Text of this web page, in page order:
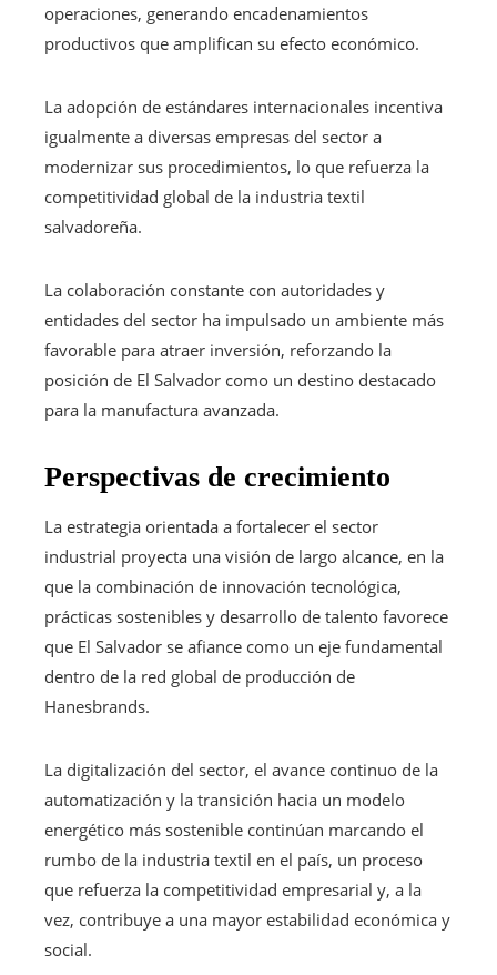
operaciones, generando encadenamientos
productivos que amplifican su efecto económico.
La adopción de estándares internacionales incentiva
igualmente a diversas empresas del sector a
modernizar sus procedimientos, lo que refuerza la
competitividad global de la industria textil
salvadoreña.
La colaboración constante con autoridades y
entidades del sector ha impulsado un ambiente más
favorable para atraer inversión, reforzando la
posición de El Salvador como un destino destacado
para la manufactura avanzada.
Perspectivas de crecimiento
La estrategia orientada a fortalecer el sector
industrial proyecta una visión de largo alcance, en la
que la combinación de innovación tecnológica,
prácticas sostenibles y desarrollo de talento favorece
que El Salvador se afiance como un eje fundamental
dentro de la red global de producción de
Hanesbrands.
La digitalización del sector, el avance continuo de la
automatización y la transición hacia un modelo
energético más sostenible continúan marcando el
rumbo de la industria textil en el país, un proceso
que refuerza la competitividad empresarial y, a la
vez, contribuye a una mayor estabilidad económica y
social.